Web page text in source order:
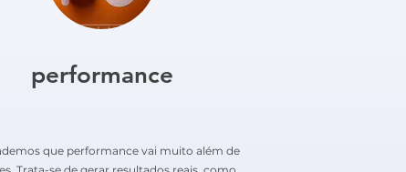
performance
que performance vai muito além de